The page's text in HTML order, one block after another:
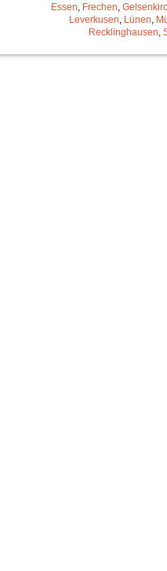
Essen, Frechen,
Leverkusen, Lünen,
Recklinghausen,